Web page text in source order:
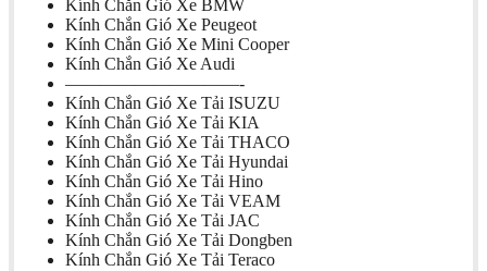
Kính Chắn Gió Xe BMW
Kính Chắn Gió Xe Peugeot
Kính Chắn Gió Xe Mini Cooper
Kính Chắn Gió Xe Audi
——————————-
Kính Chắn Gió Xe Tải ISUZU
Kính Chắn Gió Xe Tải KIA
Kính Chắn Gió Xe Tải THACO
Kính Chắn Gió Xe Tải Hyundai
Kính Chắn Gió Xe Tải Hino
Kính Chắn Gió Xe Tải VEAM
Kính Chắn Gió Xe Tải JAC
Kính Chắn Gió Xe Tải Dongben
Kính Chắn Gió Xe Tải Teraco